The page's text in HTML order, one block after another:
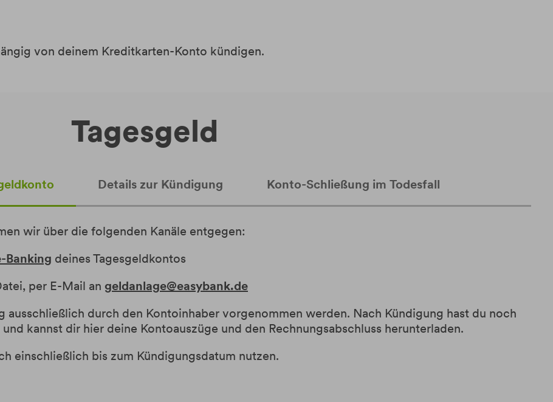
von deinem Kreditkarten-Konto kündigen.
Tagesgeld
Details zur Kündigung Konto-Schließung im Todesfall
wir über die folgenden Kanäle entgegen:
Banking deines Tagesgeldkontos
per E-Mail an geldanlage@easybank.de
ausschließlich durch den Kontoinhaber vorgenommen werden. Nach Kündigung hast du noch
kannst dir hier deine Kontoauszüge und den Rechnungsabschluss herunterladen.
einschließlich bis zum Kündigungsdatum nutzen.